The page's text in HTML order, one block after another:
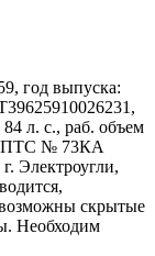
год выпуска:
л. с., раб. объем
ПТС № 73КА
Электроугли,
возможны скрытые
Необходим